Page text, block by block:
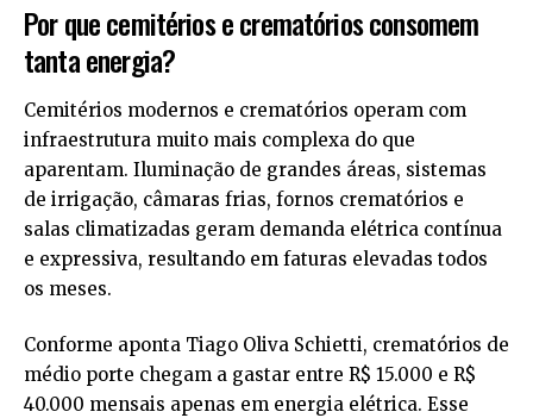
Por que cemitérios e crematórios consomem
tanta energia?
Cemitérios modernos e crematórios operam com
infraestrutura muito mais complexa do que
aparentam. Iluminação de grandes áreas, sistemas
de irrigação, câmaras frias, fornos crematórios e
salas climatizadas geram demanda elétrica contínua
e expressiva, resultando em faturas elevadas todos
os meses.
Conforme aponta Tiago Oliva Schietti, crematórios de
médio porte chegam a gastar entre R$ 15.000 e R$
40.000 mensais apenas em energia elétrica. Esse